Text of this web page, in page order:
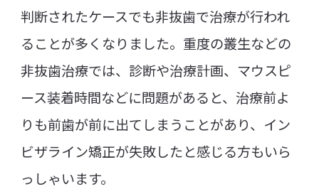
判断されたケースでも非抜歯で治療が行われ
ることが多くなりました。重度の叢生などの
非抜歯治療では、診断や治療計画、マウスピ
ース装着時間などに問題があると、治療前よ
りも前歯が前に出てしまうことがあり、イン
ビザライン矯正が失敗したと感じる方もいら
っしゃいます。